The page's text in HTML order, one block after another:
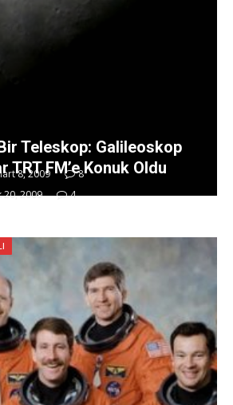
Teleskop: Galileoskop
8, 2009 8
TRT FM’e Konuk Oldu
20, 2009 4